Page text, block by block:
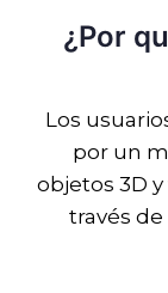
¿Por
Los
por un
objetos 3D
través de